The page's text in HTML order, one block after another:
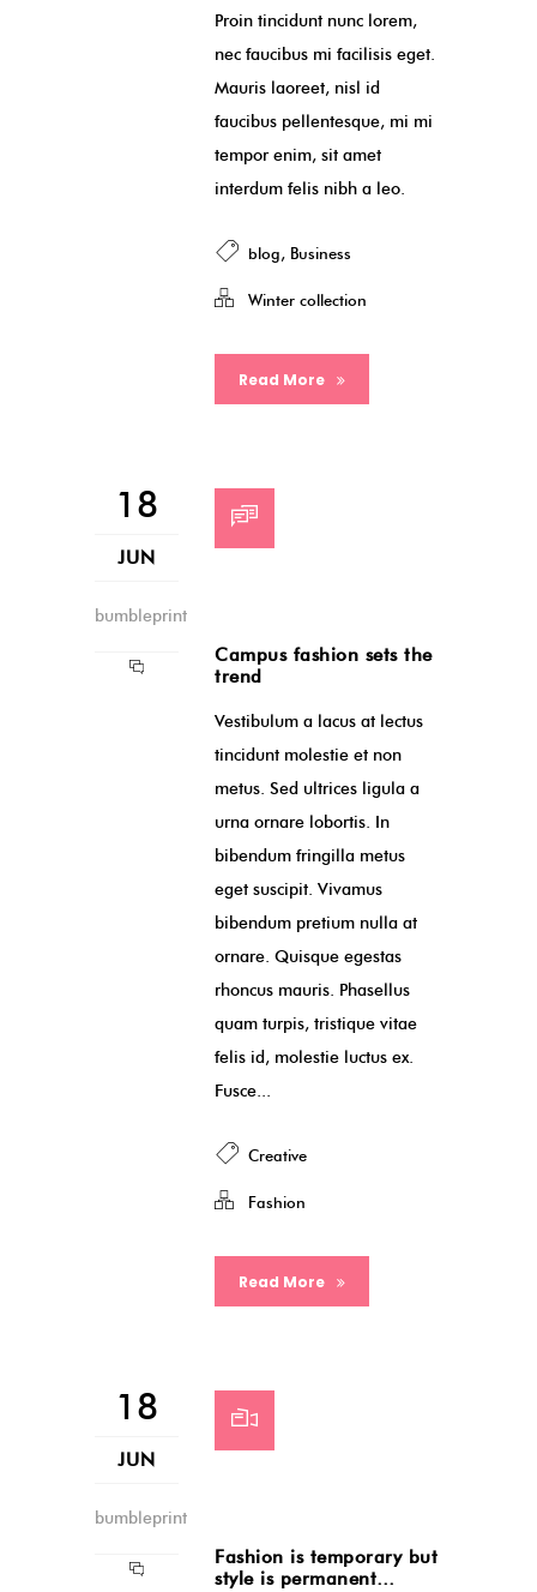
Proin tincidunt nunc lorem,
nec faucibus mi facilisis eget.
Mauris laoreet, nisl id
faucibus pellentesque, mi mi
tempor enim, sit amet
interdum felis nibh a leo.
blog, Business
Winter collection
Read More
18
JUN
bumbleprint
Campus fashion sets the
trend
Vestibulum a lacus at lectus
tincidunt molestie et non
metus. Sed ultrices ligula a
urna ornare lobortis. In
bibendum fringilla metus
eget suscipit. Vivamus
bibendum pretium nulla at
ornare. Quisque egestas
rhoncus mauris. Phasellus
quam turpis, tristique vitae
felis id, molestie luctus ex.
Fusce...
Creative
Fashion
Read More
18
JUN
bumbleprint
Fashion is temporary but
style is permanent…